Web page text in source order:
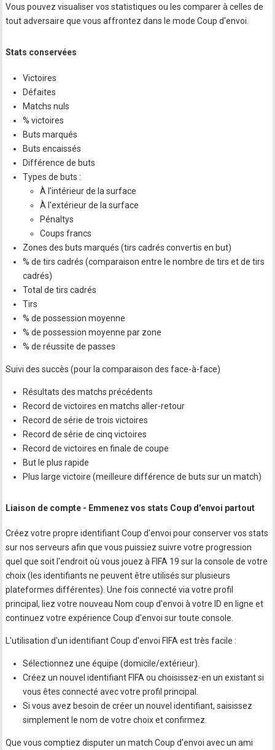
Vous pouvez visualiser vos statistiques ou les comparer à celles de
tout adversaire que vous affrontez dans le mode Coup d'envoi.
Stats conservées
Victoires
Défaites
Matchs nuls
% victoires
Buts marqués
Buts encaissés
Différence de buts
Types de buts :
À l'intérieur de la surface
À l'extérieur de la surface
Pénaltys
Coups francs
Zones des buts marqués (tirs cadrés convertis en but)
% de tirs cadrés (comparaison entre le nombre de tirs et de tirs
cadrés)
Total de tirs cadrés
Tirs
% de possession moyenne
% de possession moyenne par zone
% de réussite de passes
Suivi des succès (pour la comparaison des face-à-face)
Résultats des matchs précédents
Record de victoires en matchs aller-retour
Record de série de trois victoires
Record de série de cinq victoires
Record de victoires en finale de coupe
But le plus rapide
Plus large victoire (meilleure différence de buts sur un match)
Liaison de compte - Emmenez vos stats Coup d'envoi partout
Créez votre propre identifiant Coup d'envoi pour conserver vos stats
sur nos serveurs afin que vous puissiez suivre votre progression
quel que soit l'endroit où vous jouez à FIFA 19 sur la console de votre
choix (les identifiants ne peuvent être utilisés sur plusieurs
plateformes différentes). Une fois connecté via votre profil
principal, liez votre nouveau Nom coup d'envoi à votre ID en ligne et
continuez votre expérience Coup d'envoi sur toute console.
L'utilisation d'un identifiant Coup d'envoi FIFA est très facile :
Sélectionnez une équipe (domicile/extérieur).
Créez un nouvel identifiant FIFA ou choisissez-en un existant si
vous êtes connecté avec votre profil principal.
Si vous avez besoin de créer un nouvel identifiant, saisissez
simplement le nom de votre choix et confirmez.
Que vous comptiez disputer un match Coup d'envoi avec un ami